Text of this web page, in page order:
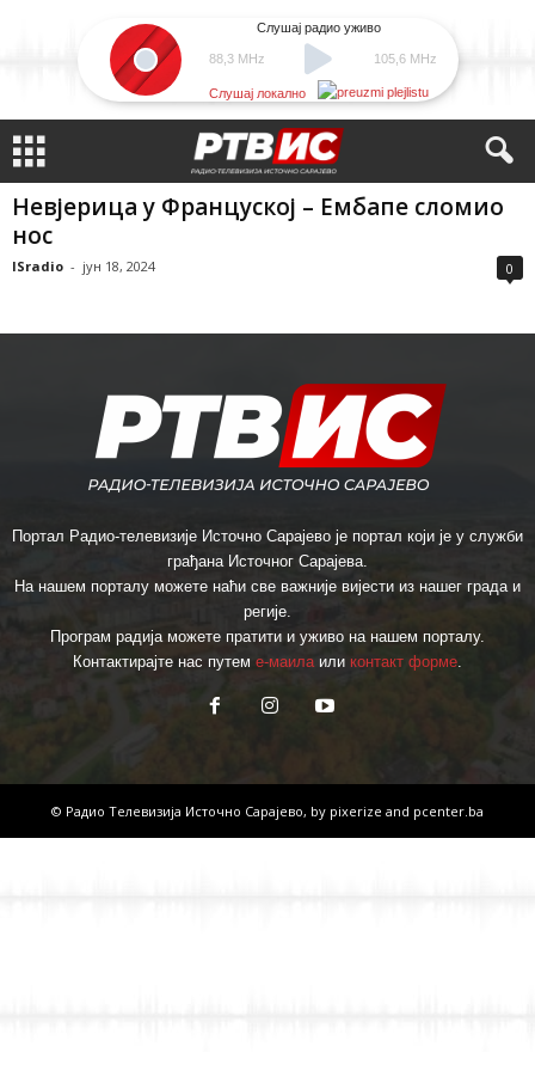
88,3 MHz
Слушај радио уживо
105,6 MHz
Слушај локално
Невјерица у Француској – Ембапе сломио
нос
ISradio - јун 18, 2024 0
Портал Радио-телевизије Источно Сарајево је портал који је у служби
грађана Источног Сарајева.
На нашем порталу можете наћи све важније вијести из нашег града и
регије.
Програм радија можете пратити и уживо на нашем порталу.
Контактирајте нас путем е-маилаили контакт форме.
© Радио Телевизија Источно Сарајево, by pixerize and pcenter.ba